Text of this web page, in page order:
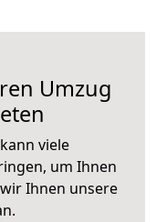
Umzug
viele
um Ihnen
Ihnen unsere